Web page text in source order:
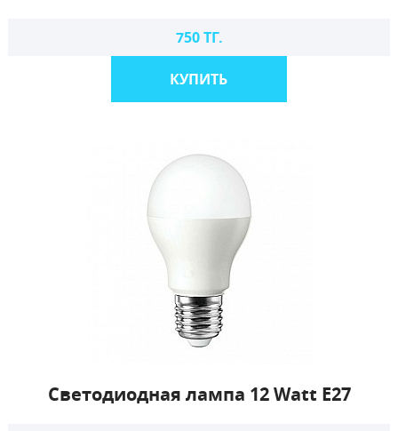
750 ТГ.
КУПИТЬ
Светодиодная лампа 12 Watt E27